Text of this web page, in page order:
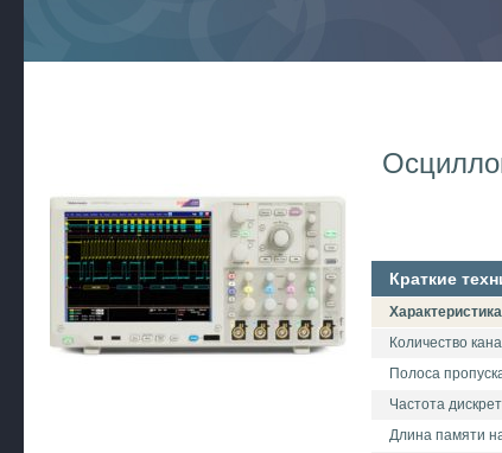
Краткие
Характеристика
Количество
Полоса
Частота
Длина памяти